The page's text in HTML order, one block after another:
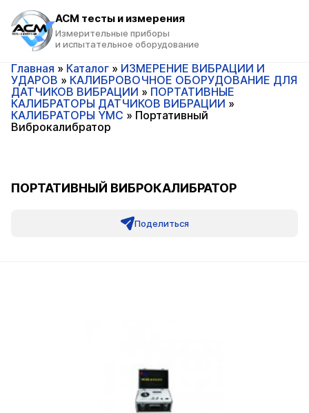
ACM тесты и измерения
Измерительные приборы
и испытательное оборудование
Главная » Каталог » ИЗМЕРЕНИЕ ВИБРАЦИИ И
УДАРОВ » КАЛИБРОВОЧНОЕ ОБОРУДОВАНИЕ ДЛЯ
ДАТЧИКОВ ВИБРАЦИИ » ПОРТАТИВНЫЕ
КАЛИБРАТОРЫ ДАТЧИКОВ ВИБРАЦИИ »
КАЛИБРАТОРЫ YMC » Портативный
Виброкалибратор
ПОРТАТИВНЫЙ ВИБРОКАЛИБРАТОР
Поделиться